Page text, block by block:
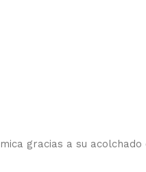
gracias a su